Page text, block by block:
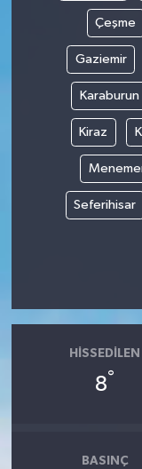
Çeşme
Gaziemir
Karaburun
Kiraz
Seferihisar
HISSEDILEN
8°
BASINÇ
Tüm
Tüm Haberler
Videolu
Son Dakika
Tüm